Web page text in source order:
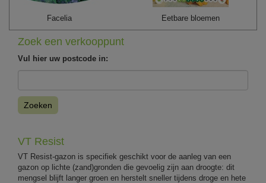
Facelia Eetbare bloemen
Zoek een verkooppunt
Vul hier uw postcode in:
Zoeken
VT Resist
VT Resist-gazon is specifiek geschikt voor de aanleg van een
gazon op lichte (zand)gronden die gevoelig zijn aan droogte: dit
mengsel blijft langer groen en herstelt sneller tijdens droge en hete